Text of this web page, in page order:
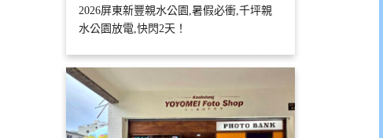
2026屏東新豐親水公園,暑假必衝,千坪親
水公園放電,快閃2天！